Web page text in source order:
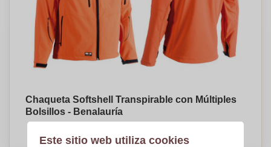
Chaqueta Softshell Transpirable con Múltiples
Bolsillos - Benalauría
Este sitio web utiliza cookies